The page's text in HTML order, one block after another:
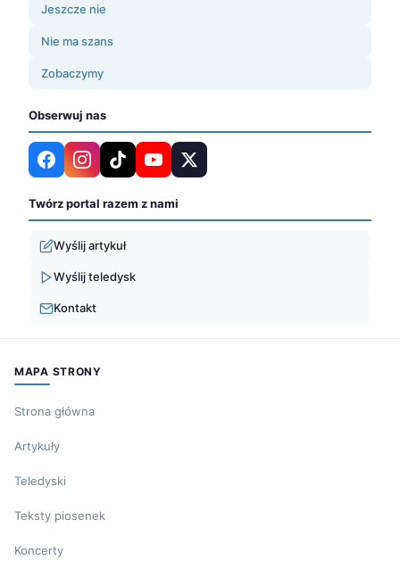
Jeszcze nie
Nie ma szans
Zobaczymy
Obserwuj nas
Twórz portal razem z nami
Wyślij artykuł
Wyślij teledysk
Kontakt
MAPA STRONY
Strona główna
Artykuły
Teledyski
Teksty piosenek
Koncerty